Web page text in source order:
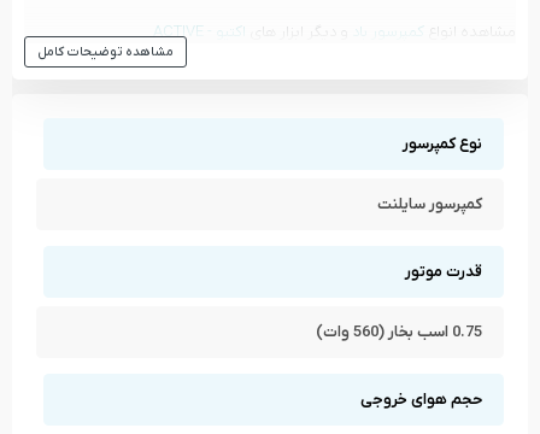
مشاهده انواعکمپرسور باد و دیگر ابزار های اکتیو - ACTIVE
مشاهده توضیحات کامل
نوع کمپرسور
کمپرسور سایلنت
قدرت موتور
0.75 اسب بخار (560 وات)
حجم هوای خروجی